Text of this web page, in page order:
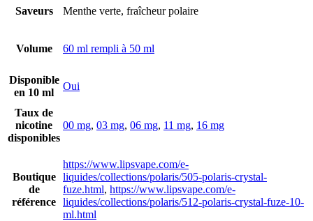
Saveurs Menthe verte, fraîcheur polaire
Volume 60 ml rempli à 50 ml
Disponible
en 10 ml
Oui
Taux de
nicotine
disponibles
00 mg, 03 mg, 06 mg, 11 mg, 16 mg
Boutique
de
référence
https://www.lipsvape.com/e-
liquides/collections/polaris/505-polaris-crystal-
fuze.html, https://www.lipsvape.com/e-
liquides/collections/polaris/512-polaris-crystal-fuze-10-
ml.html